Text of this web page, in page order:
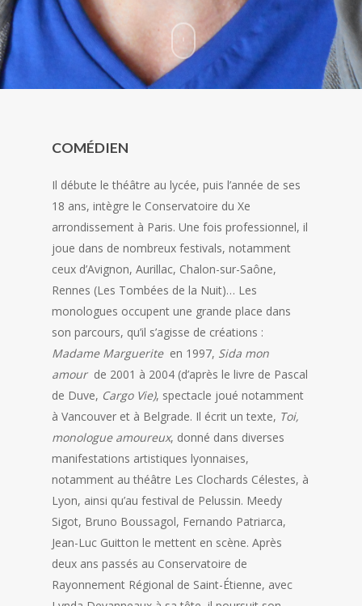
COMÉDIEN
Il débute le théâtre au lycée, puis l’année de ses
18 ans, intègre le Conservatoire du Xe
arrondissement à Paris. Une fois professionnel, il
joue dans de nombreux festivals, notamment
ceux d’Avignon, Aurillac, Chalon-sur-Saône,
Rennes (Les Tombées de la Nuit)… Les
monologues occupent une grande place dans
son parcours, qu’il s’agisse de créations :
Madame Margueriteen 1997, Sida mon
amourde 2001 à 2004 (d’après le livre de Pascal
de Duve, Cargo Vie), spectacle joué notamment
à Vancouver et à Belgrade. Il écrit un texte, Toi,
monologue amoureux, donné dans diverses
manifestations artistiques lyonnaises,
notamment au théâtre Les Clochards Célestes, à
Lyon, ainsi qu’au festival de Pelussin. Meedy
Sigot, Bruno Boussagol, Fernando Patriarca,
Jean-Luc Guitton le mettent en scène. Après
deux ans passés au Conservatoire de
Rayonnement Régional de Saint-Étienne, avec